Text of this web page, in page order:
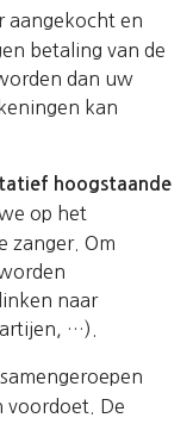
aangekocht en
betaling van de
dan uw
kan
hoogstaande
op het
zanger. Om
naar
…).
voordoet. De